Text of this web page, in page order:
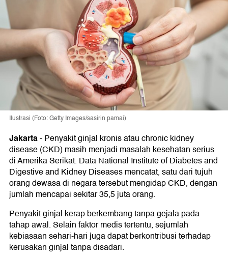
Ilustrasi (Foto: Getty Images/sasirin pamai)
Jakarta-Penyakit ginjal kronis atau chronic kidney
disease (CKD) masih menjadi masalah kesehatan serius
di Amerika Serikat. Data National Institute of Diabetes and
Digestive and Kidney Diseases mencatat, satu dari tujuh
orang dewasa di negara tersebut mengidap CKD, dengan
jumlah mencapai sekitar 35,5 juta orang.
Penyakit ginjal kerap berkembang tanpa gejala pada
tahap awal. Selain faktor medis tertentu, sejumlah
kebiasaan sehari-hari juga dapat berkontribusi terhadap
kerusakan ginjal tanpa disadari.